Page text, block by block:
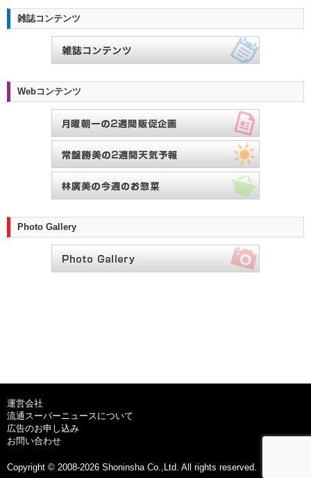
雑誌コンテンツ
Webコンテンツ
Photo Gallery
運営会社
流通スーパーニュースについて
広告のお申し込み
お問い合わせ
Copyright © 2008-2026 Shoninsha Co.,Ltd. All rights reserved.